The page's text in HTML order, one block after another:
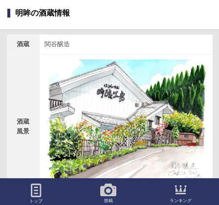
明眸の酒蔵情報
酒蔵 関谷醸造
酒蔵
風景
（立川哲之氏撮影＋加藤忠一氏描画）
トップ 投稿 ランキング